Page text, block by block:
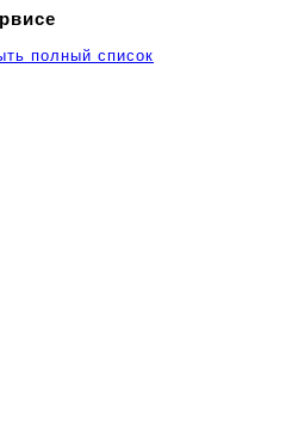
полный список